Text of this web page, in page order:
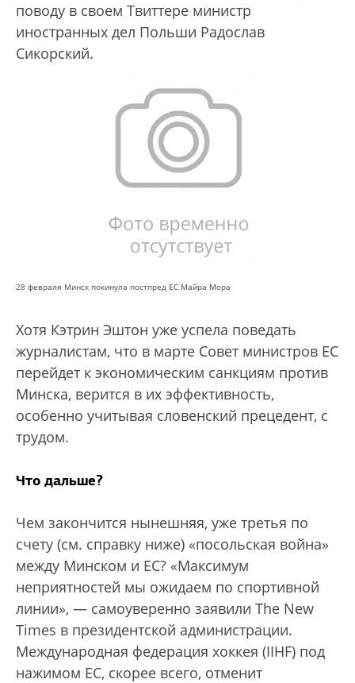
поводу в своем Твиттере министр
иностранных дел Польши Радослав
Сикорский.
28 февраля Минск покинула постпред ЕС Майра Мора
Хотя Кэтрин Эштон уже успела поведать
журналистам, что в марте Совет министров ЕС
перейдет к экономическим санкциям против
Минска, верится в их эффективность,
особенно учитывая словенский прецедент, с
трудом.
Что дальше?
Чем закончится нынешняя, уже третья по
счету (см. справку ниже) «посольская война»
между Минском и ЕС? «Максимум
неприятностей мы ожидаем по спортивной
линии», — самоуверенно заявили The New
Times в президентской администрации.
Международная федерация хоккея (IIHF) под
нажимом ЕС, скорее всего, отменит